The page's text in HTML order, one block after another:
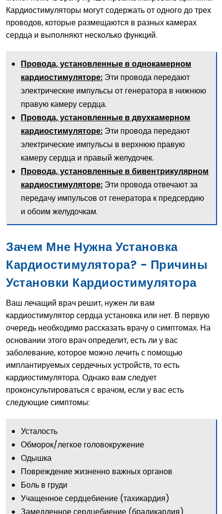
Кардиостимуляторы могут содержать от одного до трех
проводов, которые размещаются в разных камерах
сердца и выполняют несколько функций.
Провода, установленные в однокамерном
кардиостимуляторе: Эти провода передают
электрические импульсы от генератора в нижнюю
правую камеру сердца.
Провода, установленные в двухкамерном
кардиостимуляторе: Эти провода передают
электрические импульсы в верхнюю правую
камеру сердца и правый желудочек.
Провода, установленные в бивентрикулярном
кардиостимуляторе: Эти провода отвечают за
передачу импульсов от генератора к предсердию
и обоим желудочкам.
Зачем Мне Нужна Установка
Кардиостимулятора? - Причины
Установки Кардиостимулятора
Ваш лечащий врач решит, нужен ли вам
кардиостимулятор сердца установка или нет. В первую
очередь необходимо рассказать врачу о симптомах. На
основании этого врач определит, есть ли у вас
заболевание, которое можно лечить с помощью
имплантируемых сердечных устройств, то есть
кардиостимулятора. Однако вам следует
проконсультироваться с врачом, если у вас есть
следующие симптомы:
Усталость
Обморок/легкое головокружение
Одышка
Повреждение жизненно важных органов
Боль в груди
Учащенное сердцебиение (тахикардия)